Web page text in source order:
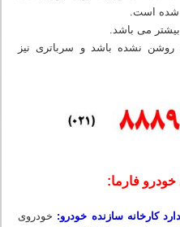
شده است.
روشن نشده باشد و سرباتری نیز
فارما:
کارخانه سازنده خودرو: خودروی